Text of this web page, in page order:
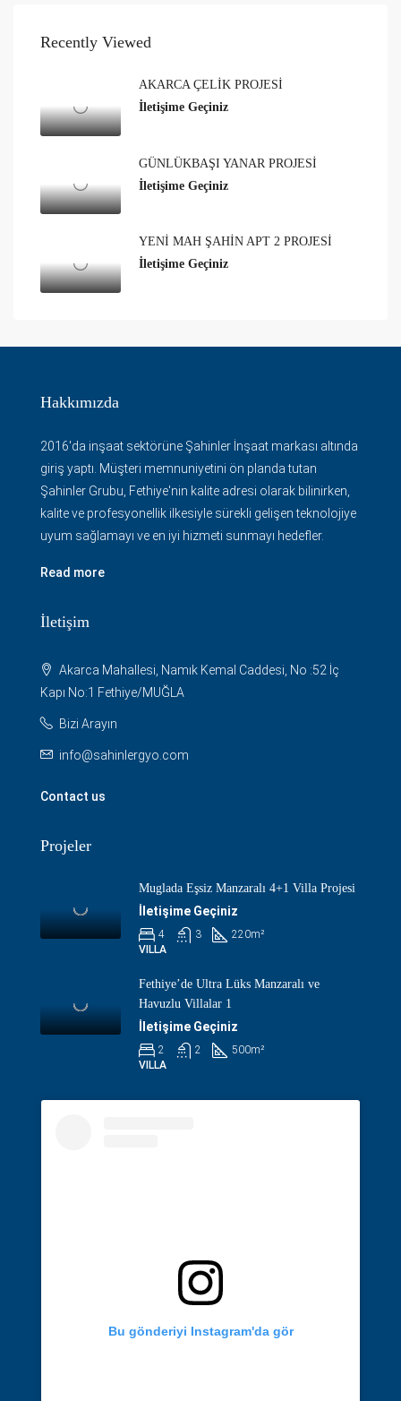
Recently Viewed
AKARCA ÇELİK PROJESİ
İletişime Geçiniz
GÜNLÜKBAŞI YANAR PROJESİ
İletişime Geçiniz
YENİ MAH ŞAHİN APT 2 PROJESİ
İletişime Geçiniz
Hakkımızda
2016'da inşaat sektörüne Şahinler İnşaat markası altında
giriş yaptı. Müşteri memnuniyetini ön planda tutan
Şahinler Grubu, Fethiye'nin kalite adresi olarak bilinirken,
kalite ve profesyonellik ilkesiyle sürekli gelişen teknolojiye
uyum sağlamayı ve en iyi hizmeti sunmayı hedefler.
Read more
İletişim
Akarca Mahallesi, Namık Kemal Caddesi, No :52 İç
Kapı No:1 Fethiye/MUĞLA
Bizi Arayın
info@sahinlergyo.com
Contact us
Projeler
Muglada Eşsiz Manzaralı 4+1 Villa Projesi
İletişime Geçiniz
4 3 220m²
VILLA
Fethiye’de Ultra Lüks Manzaralı ve
Havuzlu Villalar 1
İletişime Geçiniz
2 2 500m²
VILLA
Bu gönderiyi Instagram'da gör